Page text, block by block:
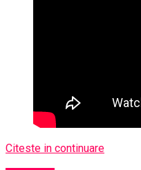
Citeste in continuare